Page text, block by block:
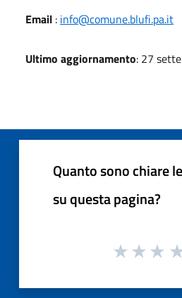
Email : info@comune.blufi.pa.it
Ultimo aggiornamento: 27
Quanto sono chiare
su questa pagina?